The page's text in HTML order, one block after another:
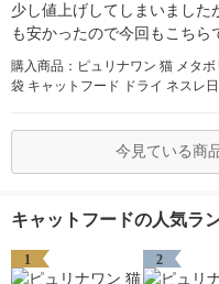
少し値上げしてしまいました
も安かったので今回もこちら
購入商品：ピュリナワン 猫 メタ
袋 キャットフード ドライ ネスレ
今見ている商
キャットフードの人気ラ
1 2